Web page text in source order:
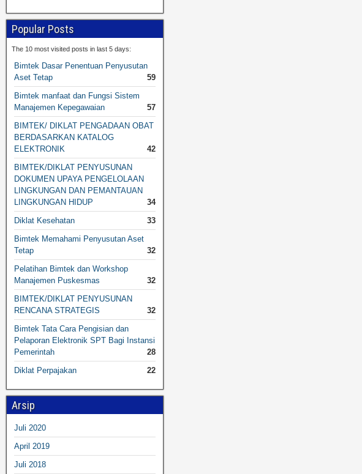
Popular Posts
The 10 most visited posts in last 5 days:
Bimtek Dasar Penentuan Penyusutan
Aset Tetap
59
Bimtek manfaat dan Fungsi Sistem
Manajemen Kepegawaian
57
BIMTEK/ DIKLAT PENGADAAN OBAT
BERDASARKAN KATALOG
ELEKTRONIK
42
BIMTEK/DIKLAT PENYUSUNAN
DOKUMEN UPAYA PENGELOLAAN
LINGKUNGAN DAN PEMANTAUAN
LINGKUNGAN HIDUP
34
Diklat Kesehatan
33
Bimtek Memahami Penyusutan Aset
Tetap
32
Pelatihan Bimtek dan Workshop
Manajemen Puskesmas
32
BIMTEK/DIKLAT PENYUSUNAN
RENCANA STRATEGIS
32
Bimtek Tata Cara Pengisian dan
Pelaporan Elektronik SPT Bagi Instansi
Pemerintah
28
Diklat Perpajakan
22
Arsip
Juli 2020
April 2019
Juli 2018